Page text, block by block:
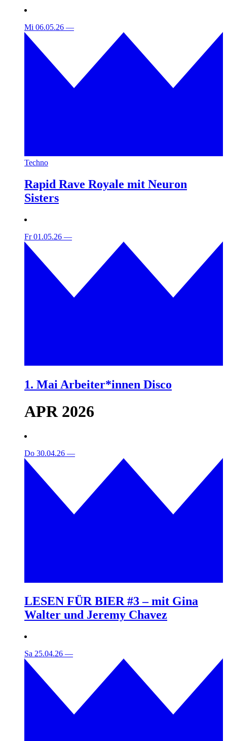
Mi 06.05.26 —
Techno
Rapid Rave Royale mit Neuron
Sisters
Fr 01.05.26 —
1. Mai Arbeiter*innen Disco
APR 2026
Do 30.04.26 —
LESEN FÜR BIER #3 – mit Gina
Walter und Jeremy Chavez
Sa 25.04.26 —